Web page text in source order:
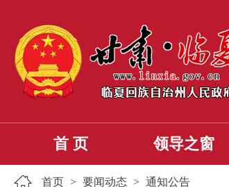
首 页 领导之窗
首页 > 要闻动态 > 通知公告